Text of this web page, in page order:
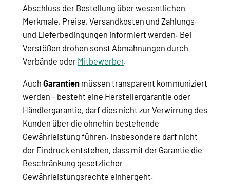
Abschluss der Bestellung über wesentlichen
Merkmale, Preise, Versandkosten und Zahlungs-
und Lieferbedingungen informiert werden. Bei
Verstößen drohen sonst Abmahnungen durch
Verbände oder Mitbewerber.
Auch Garantien müssen transparent kommuniziert
werden – besteht eine Herstellergarantie oder
Händlergarantie, darf dies nicht zur Verwirrung des
Kunden über die ohnehin bestehende
Gewährleistung führen. Insbesondere darf nicht
der Eindruck entstehen, dass mit der Garantie die
Beschränkung gesetzlicher
Gewährleistungsrechte einhergeht.